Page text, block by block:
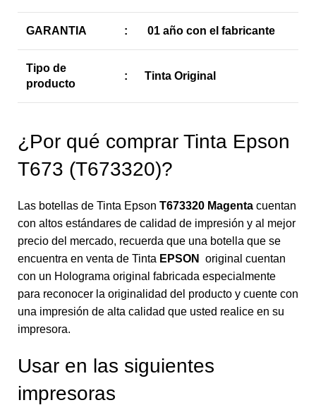
GARANTIA : 01 año con el fabricante
Tipo de
producto
: Tinta Original
¿Por qué comprar Tinta Epson
T673 (T673320)?
Las botellas de Tinta Epson T673320 Magenta cuentan
con altos estándares de calidad de impresión y al mejor
precio del mercado, recuerda que una botella que se
encuentra en venta de Tinta EPSON
original cuentan
con un Holograma original fabricada especialmente
para reconocer la originalidad del producto y cuente con
una impresión de alta calidad que usted realice en su
impresora.
Usar en las siguientes
impresoras